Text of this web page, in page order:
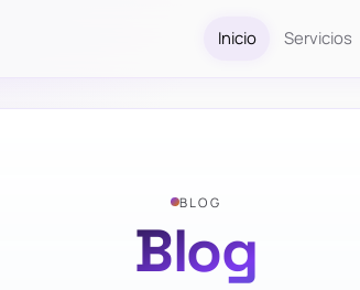
Inicio Servicios
BLOG
Blog